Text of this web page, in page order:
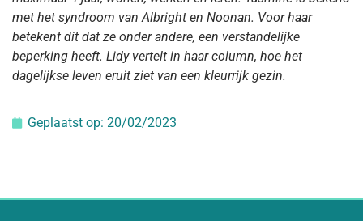
met het syndroom van Albright en Noonan. Voor haar
betekent dit dat ze onder andere, een verstandelijke
beperking heeft. Lidy vertelt in haar column, hoe het
dagelijkse leven eruit ziet van een kleurrijk gezin.
Geplaatst op: 20/02/2023